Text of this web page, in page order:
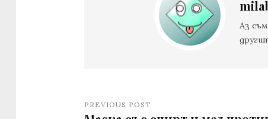
Аз
PREVIOUS POST